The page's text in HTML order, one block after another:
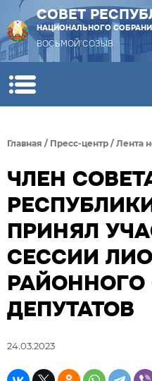
СОВЕТ
НАЦИОНАЛЬНОГО
ВОСЬМОЙ СОЗЫВ
Главная / Пресс-центр / Лента
ЧЛЕН
ПРИНЯЛ
СЕССИИ
РАЙОННОГО
ДЕПУТАТОВ
24.03.2023